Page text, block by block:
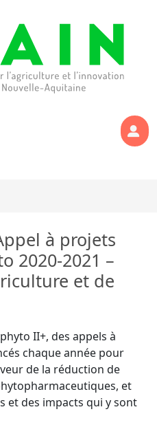
à projets
2020-2021 –
et de
II+, des appels à
chaque année pour
de la réduction de
et
et des impacts qui y sont